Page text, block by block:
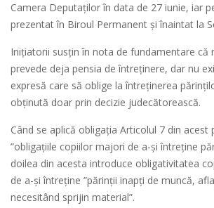
Camera Deputaților în data de 27 iunie, iar
prezentat în Biroul Permanent și înaintat la
Inițiatorii susțin în nota de fundamentare că
prevede deja pensia de întreținere, dar nu
expresă care să oblige la întreținerea
obținută doar prin decizie judecătorească.
Când se aplică obligația Articolul 7 din acest
”obligațiile copiilor majori de a-și întreține
doilea din acesta introduce obligativitatea
de a-și întreține ”părinții inapți de muncă,
necesitând sprijin material”.